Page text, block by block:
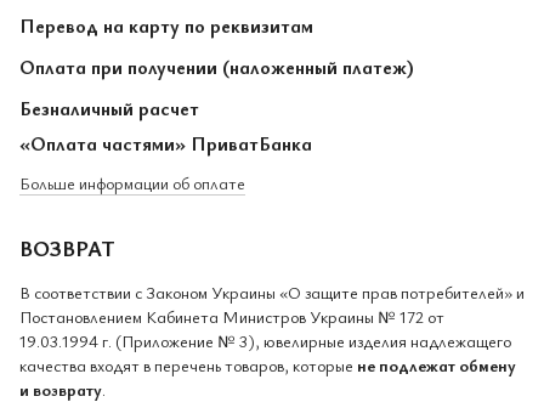
Перевод на карту по реквизитам
Оплата при получении (наложенный платеж)
Безналичный расчет
«Оплата частями» ПриватБанка
Больше информации об оплате
ВОЗВРАТ
В соответствии с Законом Украины «О защите прав потребителей» и
Постановлением Кабинета Министров Украины № 172 от
19.03.1994 г. (Приложение № 3), ювелирные изделия надлежащего
качества входят в перечень товаров, которые не подлежат обмену
и возврату